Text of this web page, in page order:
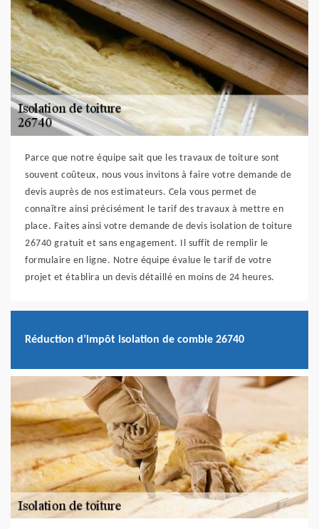
Parce que notre équipe sait que les travaux de toiture sont
souvent coûteux, nous vous invitons à faire votre demande de
devis auprès de nos estimateurs. Cela vous permet de
connaître ainsi précisément le tarif des travaux à mettre en
place. Faites ainsi votre demande de devis isolation de toiture
26740 gratuit et sans engagement. Il suffit de remplir le
formulaire en ligne. Notre équipe évalue le tarif de votre
projet et établira un devis détaillé en moins de 24 heures.
Réduction d’impôt isolation de comble 26740